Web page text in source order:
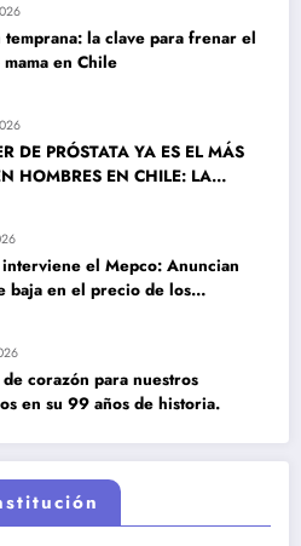
temprana: la clave para frenar el
en Chile
DE PRÓSTATA YA ES EL MÁS
HOMBRES EN CHILE: LA
el Mepco: Anuncian
baja en el precio de los
de corazón para nuestros
en su 99 años de historia.